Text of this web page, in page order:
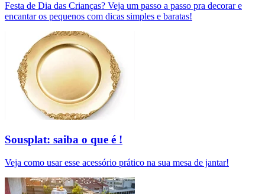
Festa de Dia das Crianças? Veja um passo a passo pra decorar e
encantar os pequenos com dicas simples e baratas!
Sousplat: saiba o que é !
Veja como usar esse acessório prático na sua mesa de jantar!